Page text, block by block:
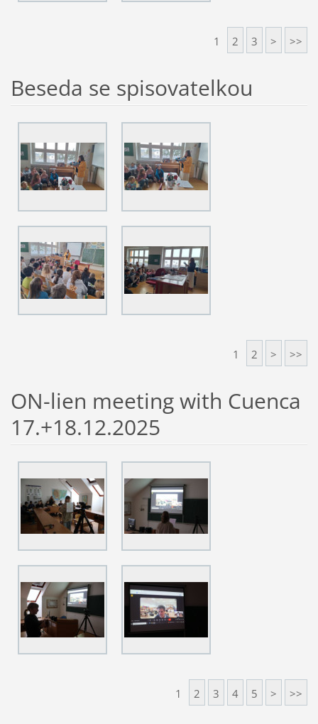
1 2 3 > >>
Beseda se spisovatelkou
1 2 > >>
ON-lien meeting with Cuenca
17.+18.12.2025
1 2 3 4 5 > >>